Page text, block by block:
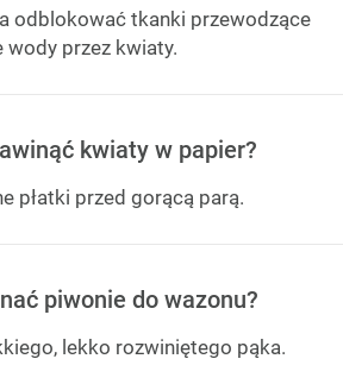
odblokować tkanki przewodzące
przez kwiaty.
kwiaty w papier?
płatki przed gorącą parą.
piwonie do wazonu?
lekko rozwiniętego pąka.